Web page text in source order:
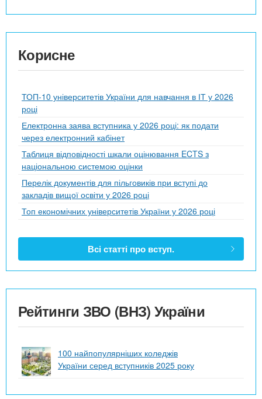
Корисне
ТОП-10 університетів України для навчання в ІТ у 2026
році
Електронна заява вступника у 2026 році: як подати
через електронний кабінет
Таблиця відповідності шкали оцінювання ECTS з
національною системою оцінки
Перелік документів для пільговиків при вступі до
закладів вищої освіти у 2026 році
Топ економічних університетів України у 2026 році
Всі статті про вступ.
Рейтинги ЗВО (ВНЗ) України
100 найпопулярніших коледжів
України серед вступників 2025 року